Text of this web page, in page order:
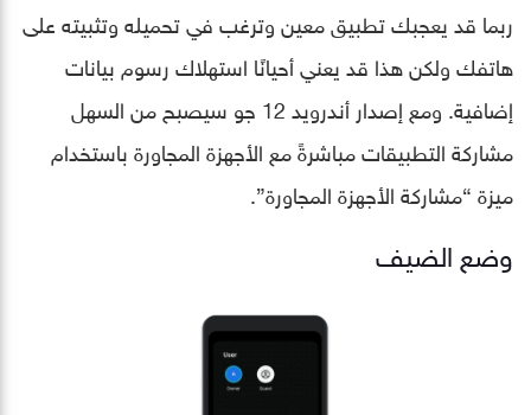
ربما قد يعجبك تطبيق معين وترغب في تحميله وتثبيته على
هاتفك ولكن هذا قد يعني أحيانًا استهلاك رسوم بيانات
إضافية. ومع إصدار أندرويد 12 جو سيصبح من السهل
مشاركة التطبيقات مباشرةً مع الأجهزة المجاورة باستخدام
ميزة “مشاركة الأجهزة المجاورة”.
وضع الضيف